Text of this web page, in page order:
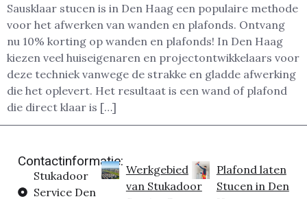
Sausklaar stucen is in Den Haag een populaire methode
voor het afwerken van wanden en plafonds. Ontvang
nu 10% korting op wanden en plafonds! In Den Haag
kiezen veel huiseigenaren en projectontwikkelaars voor
deze techniek vanwege de strakke en gladde afwerking
die het oplevert. Het resultaat is een wand of plafond
die direct klaar is […]
Contactinformatie:
Stukadoor
Service Den
Werkgebied
van Stukadoor
Plafond laten
Stucen in Den